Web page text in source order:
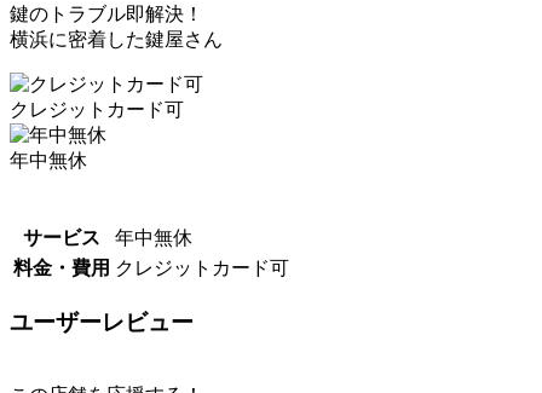
鍵のトラブル即解決！
横浜に密着した鍵屋さん
クレジットカード可
年中無休
サービス
年中無休
料金・費用 クレジットカード可
ユーザーレビュー